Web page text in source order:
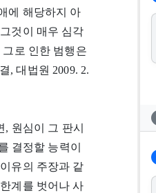
에 해당하지 아
것이 매우 심각
로 인한 범행은
, 대법원 2009. 2.
원심이 그 판시
결정할 능력이
유의 주장과 같
계를 벗어나 사